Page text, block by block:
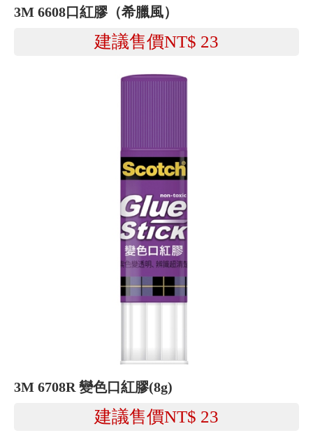
3M 6608口紅膠（希臘風）
建議售價NT$ 23
3M 6708R 變色口紅膠(8g)
建議售價NT$ 23